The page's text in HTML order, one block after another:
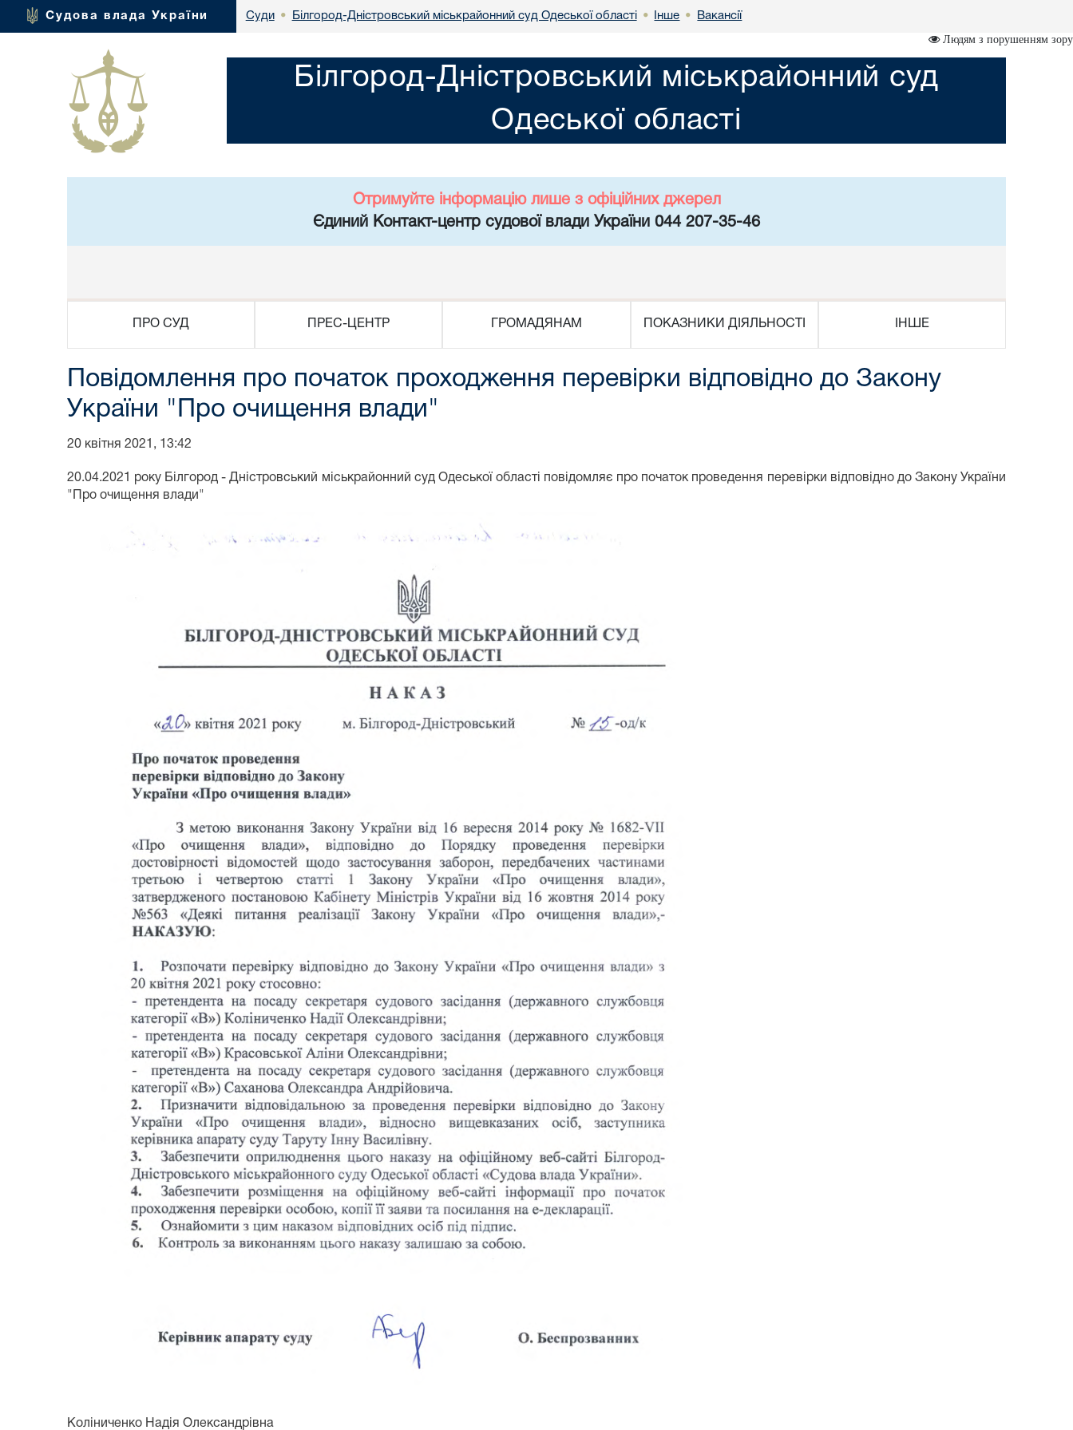
Судова влада України Суди • Білгород-Дністровський міськрайонний суд Одеської області • Інше • Вакансії
Людям з порушенням зору
Білгород-Дністровський міськрайонний суд
Одеської області
Отримуйте інформацію лише з офіційних джерел
Єдиний Контакт-центр судової влади України 044 207-35-46
ПРО СУД ПРЕС-ЦЕНТР ГРОМАДЯНАМ ПОКАЗНИКИ ДІЯЛЬНОСТІ ІНШЕ
Повідомлення про початок проходження перевірки відповідно до Закону
України "Про очищення влади"
20 квітня 2021, 13:42
20.04.2021 року Білгород - Дністровський міськрайонний суд Одеської області повідомляє про початок проведення перевірки відповідно до Закону України
"Про очищення влади"
Коліниченко Надія Олександрівна